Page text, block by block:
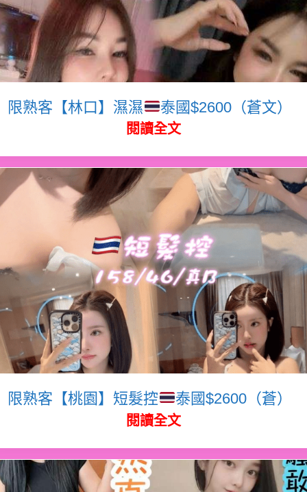
限熟客【林口】濕濕 泰國$2600（蒼文）
閱讀全文
限熟客【桃園】短髮控 泰國$2600（蒼）
閱讀全文